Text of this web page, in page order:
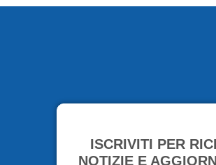
ISCRIVITI PER
NOTIZIE E